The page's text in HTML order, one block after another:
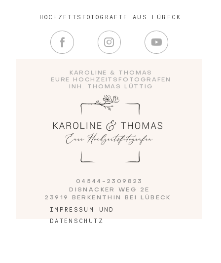
KAROLINE & THOMAS
EURE HOCHZEITSFOTOGRAFEN
INH. THOMAS LÜTTIG
IMPRESSUM UND
DATENSCHUTZ
04544-2309823
DISNACKER WEG 2E
23919 BERKENTHIN BEI LÜBECK
HOCHZEITSFOTOGRAFIE AUS LÜBECK
Kontakt
Blog
Impressum